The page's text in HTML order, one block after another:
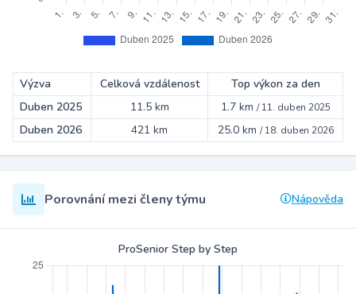
Výzva Celková vzdálenost
Top výkon za den
Duben 2025
11.5 km 1.7 km /11. duben 2025
Duben 2026 421 km 25.0 km /18. duben 2026
Porovnání mezi členy týmu Nápověda
ProSenior Step by Step